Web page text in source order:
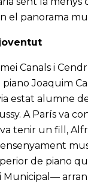
el panorama
Canals i
Joaquim
estat alumne
A París va
tenir un fill,
de piano
Municipal—